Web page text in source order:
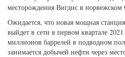
месторождения Вигдис в норвежском
Ожидается, что новая мощная
выйдет в сети в первом квартале 2021
миллионов баррелей в подводном
занимается добычей нефти через